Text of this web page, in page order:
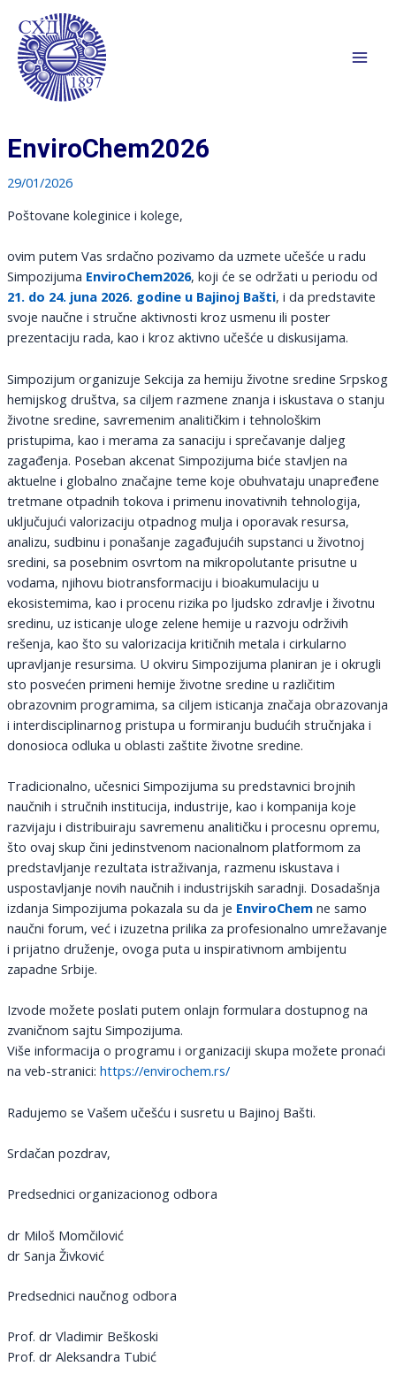
sadržaj
EnviroChem2026
29/01/2026
Poštovane koleginice i kolege,
ovim putem Vas srdačno pozivamo da uzmete učešće u radu
Simpozijuma EnviroChem2026, koji će se održati u periodu od
21. do 24. juna 2026. godine u Bajinoj Bašti, i da predstavite
svoje naučne i stručne aktivnosti kroz usmenu ili poster
prezentaciju rada, kao i kroz aktivno učešće u diskusijama.
Simpozijum organizuje Sekcija za hemiju životne sredine Srpskog
hemijskog društva, sa ciljem razmene znanja i iskustava o stanju
životne sredine, savremenim analitičkim i tehnološkim
pristupima, kao i merama za sanaciju i sprečavanje daljeg
zagađenja. Poseban akcenat Simpozijuma biće stavljen na
aktuelne i globalno značajne teme koje obuhvataju unapređene
tretmane otpadnih tokova i primenu inovativnih tehnologija,
uključujući valorizaciju otpadnog mulja i oporavak resursa,
analizu, sudbinu i ponašanje zagađujućih supstanci u životnoj
sredini, sa posebnim osvrtom na mikropolutante prisutne u
vodama, njihovu biotransformaciju i bioakumulaciju u
ekosistemima, kao i procenu rizika po ljudsko zdravlje i životnu
sredinu, uz isticanje uloge zelene hemije u razvoju održivih
rešenja, kao što su valorizacija kritičnih metala i cirkularno
upravljanje resursima. U okviru Simpozijuma planiran je i okrugli
sto posvećen primeni hemije životne sredine u različitim
obrazovnim programima, sa ciljem isticanja značaja obrazovanja
i interdisciplinarnog pristupa u formiranju budućih stručnjaka i
donosioca odluka u oblasti zaštite životne sredine.
Tradicionalno, učesnici Simpozijuma su predstavnici brojnih
naučnih i stručnih institucija, industrije, kao i kompanija koje
razvijaju i distribuiraju savremenu analitičku i procesnu opremu,
što ovaj skup čini jedinstvenom nacionalnom platformom za
predstavljanje rezultata istraživanja, razmenu iskustava i
uspostavljanje novih naučnih i industrijskih saradnji. Dosadašnja
izdanja Simpozijuma pokazala su da je EnviroChemne samo
naučni forum, već i izuzetna prilika za profesionalno umrežavanje
i prijatno druženje, ovoga puta u inspirativnom ambijentu
zapadne Srbije.
Izvode možete poslati putem onlajn formulara dostupnog na
zvaničnom sajtu Simpozijuma.
Više informacija o programu i organizaciji skupa možete pronaći
na veb-stranici: https://envirochem.rs/
Radujemo se Vašem učešću i susretu u Bajinoj Bašti.
Srdačan pozdrav,
Predsednici organizacionog odbora
dr Miloš Momčilović
dr Sanja Živković
Predsednici naučnog odbora
Prof. dr Vladimir Beškoski
Prof. dr Aleksandra Tubić